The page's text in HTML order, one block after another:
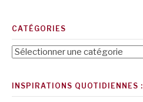
CATÉGORIES
Catégories
INSPIRATIONS QUOTIDIENNES :